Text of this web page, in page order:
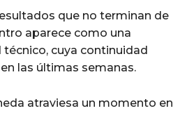
que no terminan de
aparece como una
técnico, cuya continuidad
las últimas semanas.
atraviesa un momento en